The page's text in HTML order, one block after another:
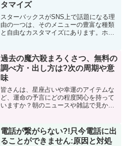
タマイズ
スターバックスがSNS上で話題になる理
由の一つは、そのメニューの豊富な種類
と自由なカスタマイズにあります。ホイ
ンクを作る楽しさがあります。標準の牛
乳だけでなく、無脂肪乳...
過去の魔六殺まろくさつ、無料の
調べ方・出し方は?次の周期や意
味
皆さんは、星座占いや幸運のアイテムな
ど、運命の予言にどの程度関心を持って
いますか？朝のニュースや雑誌で見かけ
かれてしまいます。最近、話題となって
いる占い師「木下レオン」さ...
電話が繋がらない?!只今電話に出
ることができません:原因と対処